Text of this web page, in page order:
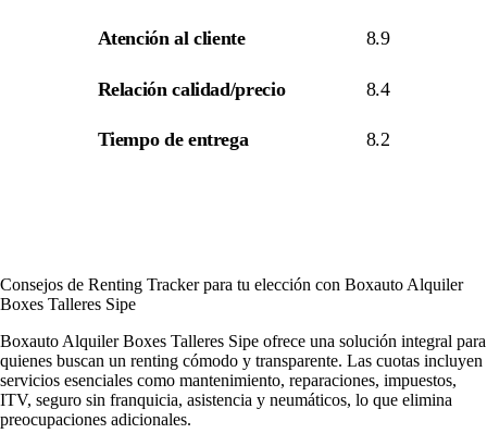
Atención al cliente 8.9
Relación calidad/precio 8.4
Tiempo de entrega 8.2
Consejos de Renting Tracker para tu elección con Boxauto Alquiler
Boxes Talleres Sipe
Boxauto Alquiler Boxes Talleres Sipe ofrece una solución integral para
quienes buscan un renting cómodo y transparente. Las cuotas incluyen
servicios esenciales como mantenimiento, reparaciones, impuestos,
ITV, seguro sin franquicia, asistencia y neumáticos, lo que elimina
preocupaciones adicionales.